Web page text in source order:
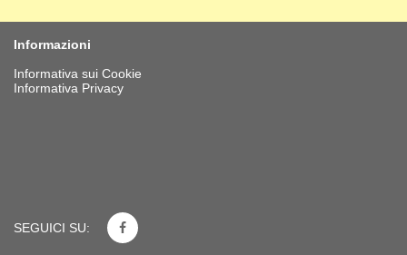
Informazioni
Informativa sui Cookie
Informativa Privacy
SEGUICI SU: